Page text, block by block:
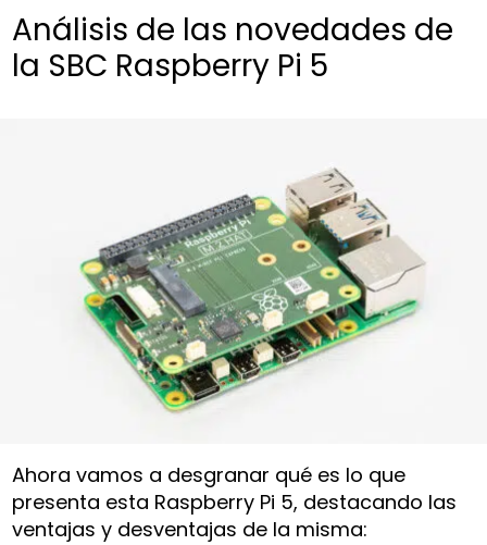
Análisis de las novedades de
la SBC Raspberry Pi 5
Ahora vamos a desgranar qué es lo que
presenta esta Raspberry Pi 5, destacando las
ventajas y desventajas de la misma: